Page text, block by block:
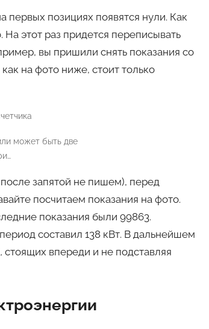
первых позициях появятся нули. Как
На этот раз придется переписывать
вы пришили снять показания со
на фото ниже, стоит только
может быть две
запятой не пишем), перед
посчитаем показания на фото.
показания были 99863.
составил 138 кВт. В дальнейшем
стоящих впереди и не подставляя